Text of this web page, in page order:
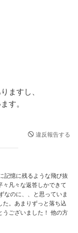
ますし、
す。
違反報告する
記憶に残るような飛び抜
々凡々な返答しかできて
なのに、、と思っていま
た。あまりずっと落ち込
うございました！ 他の方